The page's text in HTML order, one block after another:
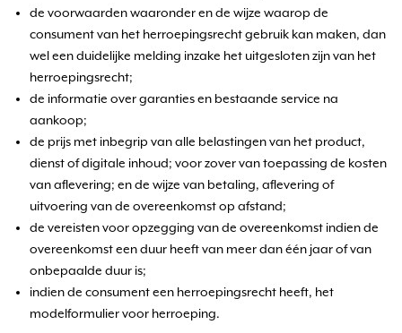
de voorwaarden waaronder en de wijze waarop de
consument van het herroepingsrecht gebruik kan maken, dan
wel een duidelijke melding inzake het uitgesloten zijn van het
herroepingsrecht;
de informatie over garanties en bestaande service na
aankoop;
de prijs met inbegrip van alle belastingen van het product,
dienst of digitale inhoud; voor zover van toepassing de kosten
van aflevering; en de wijze van betaling, aflevering of
uitvoering van de overeenkomst op afstand;
de vereisten voor opzegging van de overeenkomst indien de
overeenkomst een duur heeft van meer dan één jaar of van
onbepaalde duur is;
indien de consument een herroepingsrecht heeft, het
modelformulier voor herroeping.